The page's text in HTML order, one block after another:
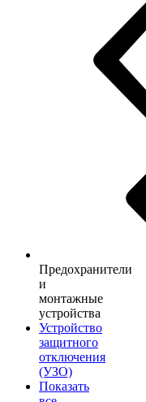
Предохранители
и
монтажные
устройства
Устройство
защитного
отключения
(УЗО)
Показать